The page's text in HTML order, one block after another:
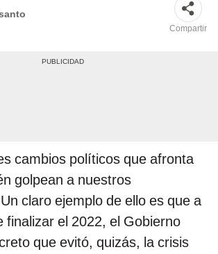
Compartir
cambios políticos que afronta
golpean a nuestros
Un claro ejemplo de ello es que a
finalizar el 2022, el Gobierno
que evitó, quizás, la crisis